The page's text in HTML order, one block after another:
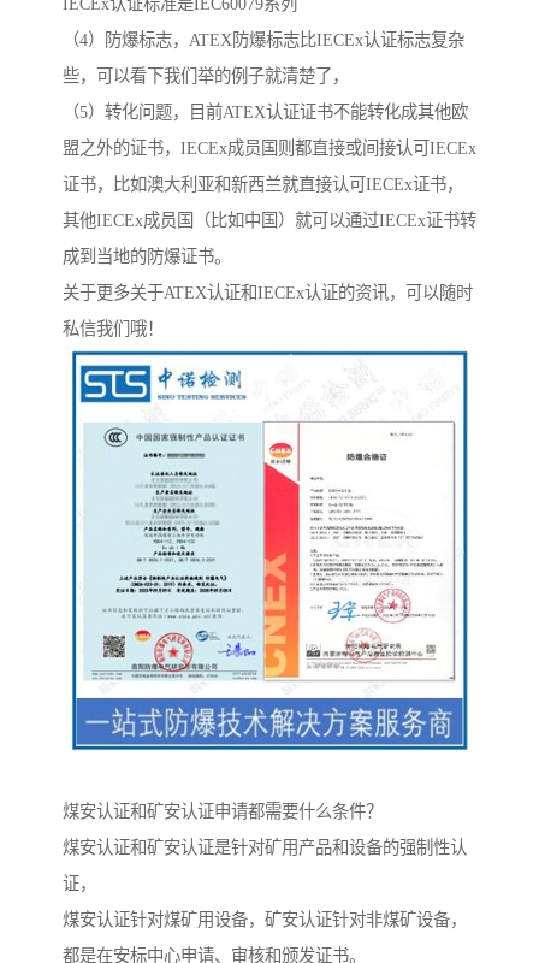
IECEx认证标准是IEC60079系列
（4）防爆标志，ATEX防爆标志比IECEx认证标志复杂
些，可以看下我们举的例子就清楚了，
（5）转化问题，目前ATEX认证证书不能转化成其他欧
盟之外的证书，IECEx成员国则都直接或间接认可IECEx
证书，比如澳大利亚和新西兰就直接认可IECEx证书，
其他IECEx成员国（比如中国）就可以通过IECEx证书转
成到当地的防爆证书。
关于更多关于ATEX认证和IECEx认证的资讯，可以随时
私信我们哦！
煤安认证和矿安认证申请都需要什么条件？
煤安认证和矿安认证是针对矿用产品和设备的强制性认
证，
煤安认证针对煤矿用设备，矿安认证针对非煤矿设备，
都是在安标中心申请、审核和颁发证书。